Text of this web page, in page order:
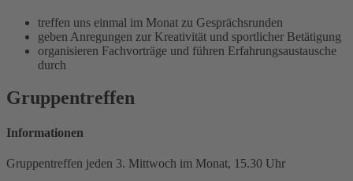
treffen uns einmal im Monat zu Gesprächsrunden
geben Anregungen zur Kreativität und sportlicher Betätigung
organisieren Fachvorträge und führen Erfahrungsaustausche
durch
Gruppentreffen
Informationen
Gruppentreffen jeden 3. Mittwoch im Monat, 15.30 Uhr